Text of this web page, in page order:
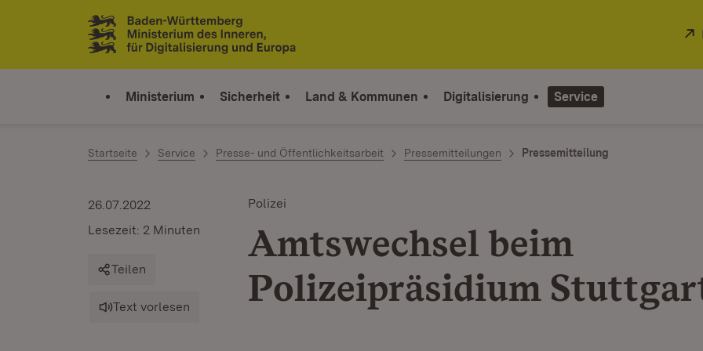
Zum Inhalt springen
Link zur Startseite
Ministerium Sicherheit Land & Kommunen Digitalisierung Service
Startseite Service Presse- und Öffentlichkeitsarbeit Pressemitteilungen Pressemitteilung
Polizei
Amtswechsel beim
Polizeipräsidium
26.07.2022
Lesezeit: 2 Minuten
Teilen
Text vorlesen